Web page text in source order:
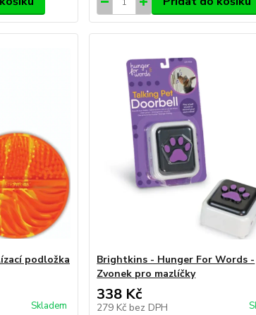
podložka
Skladem
Brightkins - Hunger For Words -
Zvonek pro mazlíčky
338 Kč
279 Kč bez DPH